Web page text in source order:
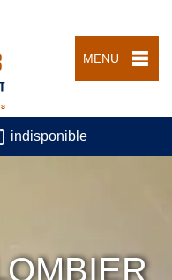
MENU
indisponible